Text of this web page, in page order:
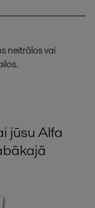
neitrālos vai
jūsu Alfa